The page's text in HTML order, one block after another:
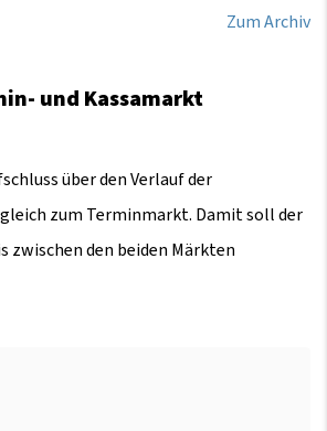
Zum Archiv
und Kassamarkt
über den Verlauf der
zum Terminmarkt. Damit soll der
zwischen den beiden Märkten